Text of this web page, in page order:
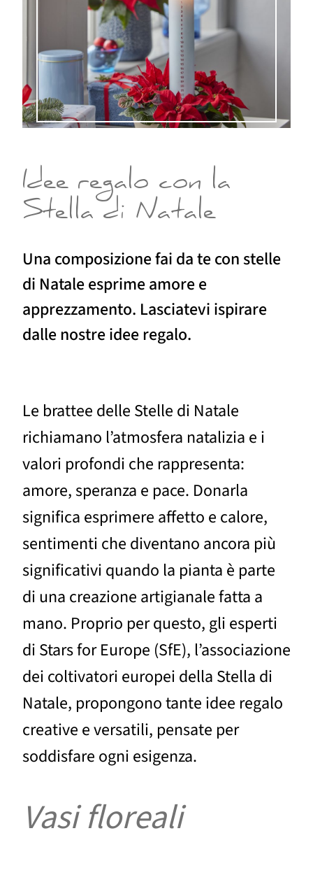
Idee regalo con la
Stella di Natale
Una composizione fai da te con stelle
di Natale esprime amore e
apprezzamento. Lasciatevi ispirare
dalle nostre idee regalo.
Le brattee delle Stelle di Natale
richiamano l’atmosfera natalizia e i
valori profondi che rappresenta:
amore, speranza e pace. Donarla
significa esprimere affetto e calore,
sentimenti che diventano ancora più
significativi quando la pianta è parte
di una creazione artigianale fatta a
mano. Proprio per questo, gli esperti
di Stars for Europe (SfE), l’associazione
dei coltivatori europei della Stella di
Natale, propongono tante idee regalo
creative e versatili, pensate per
soddisfare ogni esigenza.
Vasi floreali